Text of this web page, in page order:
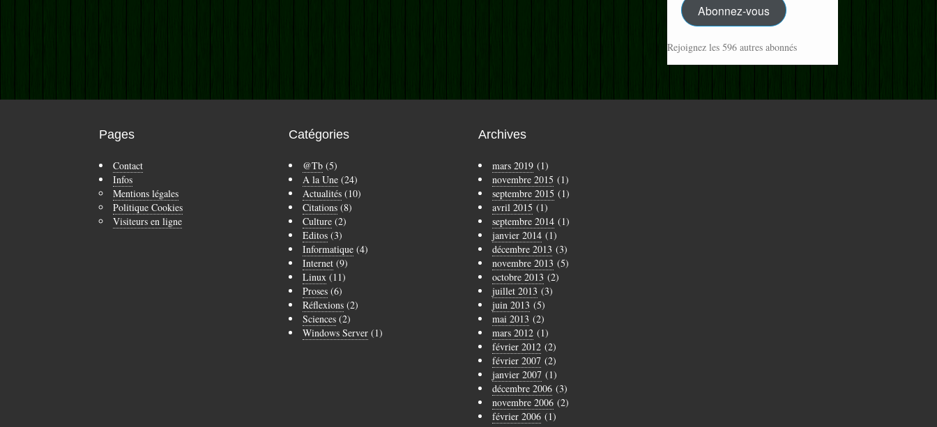
Abonnez-vous
Rejoignez les 596 autres abonnés
Pages
Contact
Infos
Mentions légales
Politique Cookies
Visiteurs en ligne
Catégories
@Tb(5)
A la Une(24)
Actualités(10)
Citations(8)
Culture(2)
Editos(3)
Informatique(4)
Internet(9)
Linux(11)
Proses(6)
Réflexions(2)
Sciences(2)
Windows Server(1)
Archives
mars 2019(1)
novembre 2015 (1)
septembre 2015 (1)
avril 2015 (1)
septembre 2014(1)
janvier 2014(1)
décembre 2013 (3)
novembre 2013 (5)
octobre 2013 (2)
juillet 2013 (3)
juin 2013 (5)
mai 2013 (2)
mars 2012(1)
février 2012(2)
février 2007(2)
janvier 2007(1)
décembre 2006(3)
novembre 2006(2)
février 2006(1)